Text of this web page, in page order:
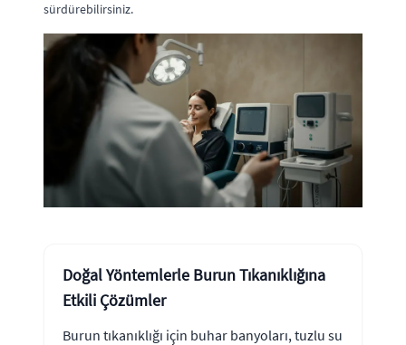
sürdürebilirsiniz.
Doğal Yöntemlerle Burun Tıkanıklığına
Etkili Çözümler
Burun tıkanıklığı için buhar banyoları, tuzlu su